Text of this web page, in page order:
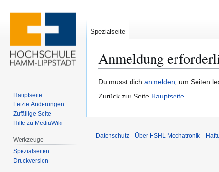
Anmeldung
Zur
Navigation
Zur
Suche
Du musst dich anmelden, um Seiten
Zurück zur Seite Hauptseite.
Spezialseite
Hauptseite
Letzte Änderungen
Zufällige Seite
Hilfe zu MediaWiki
Werkzeuge
Spezialseiten
Druckversion
Datenschutz Über HSHL Mechatronik